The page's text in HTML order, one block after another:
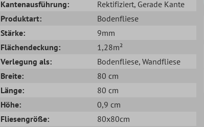
Kantenausführung:
Rektifiziert, Gerade Kante
Produktart:
Bodenfliese
Stärke:
9mm
Flächendeckung:
1,28m²
Verlegung als:
Bodenfliese, Wandfliese
Breite:
80 cm
Länge:
80 cm
Höhe:
0,9 cm
Fliesengröße:
80x80cm